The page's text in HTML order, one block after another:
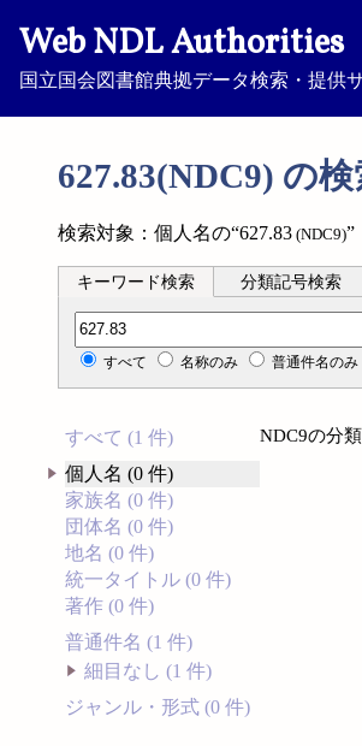
Web NDL Authorities
国立国会図書館典拠データ検索・提供
627.83(NDC9) の
検索対象：個人名の“627.83 (NDC9)”
キーワード検索 分類記号検索
分類記号検索
すべて 名称のみ 普通件名のみ
すべて (1 件)
個人名 (0 件)
家族名 (0 件)
団体名 (0 件)
地名 (0 件)
統一タイトル (0 件)
著作 (0 件)
普通件名 (1 件)
細目なし (1 件)
ジャンル・形式 (0 件)
NDC9の分